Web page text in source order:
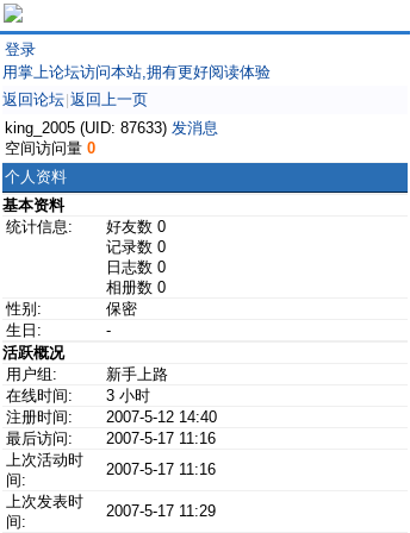
登录
用掌上论坛访问本站,拥有更好阅读体验
返回论坛 返回上一页
king_2005 (UID: 87633) 发消息
空间访问量 0
个人资料
基本资料
统计信息:
好友数 0
记录数 0
日志数 0
相册数 0
性别:
保密
生日:
-
活跃概况
用户组:
新手上路
在线时间:
3 小时
注册时间:
2007-5-12 14:40
最后访问:
2007-5-17 11:16
上次活动时
间:
2007-5-17 11:16
上次发表时
间:
2007-5-17 11:29